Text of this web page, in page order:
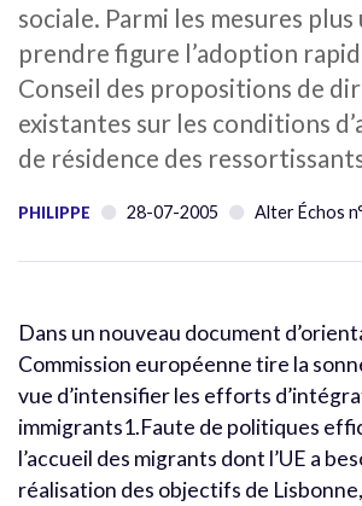
sociale. Parmi les mesures
prendre figure l’adoption
Conseil des propositions de
existantes sur les conditions
de résidence des
PHILIPPE 28-07-2005 Alter Échos
Dans un nouveau document
Commission européenne tire la
vue d’intensifier les efforts
immigrants1.Faute de politiques
l’accueil des migrants dont l’UE a
réalisation des objectifs de